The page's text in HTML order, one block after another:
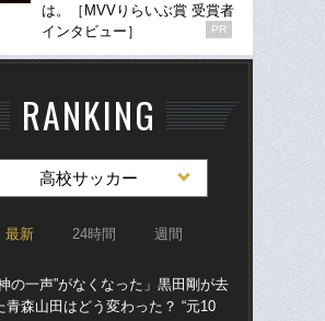
は。［MVVりらいぶ賞 受賞者
インタビュー］
PR
RANKING
高校サッカー
最新 24時間 週間
神の一声”がなくなった」黒田剛が去
青森山田はどう変わった？ “元10